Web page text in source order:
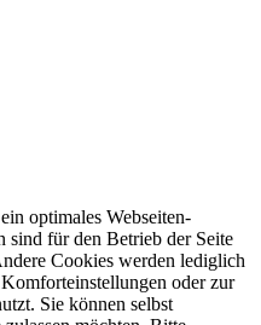
optimales Webseiten-
sind für den Betrieb der Seite
Cookies werden lediglich
oder zur
Sie können selbst